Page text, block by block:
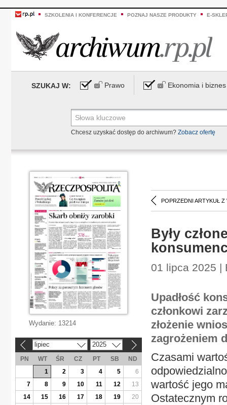
SZKOLENIA I KONFERENCJE POZNAJ NASZE PRODUKTY E-
SZUKAJ W: Prawo Ekonomia i biznes
Chcesz uzyskać dostęp do archiwum? Zobacz ofertę
POPRZEDNI ARTYKUŁ Z
Były
01 lipca 2025 |
Upadłość
członkowi
złożenie
zagrożeniem
Czasami
wartość jego
Ostatecznym
Wydanie: 13214
lipiec 2025
PN WT ŚR CZ PT SB
ND
1
2 3 4 5
6
7
8 9 10 11 12
13
14
15 16 17 18 19
20